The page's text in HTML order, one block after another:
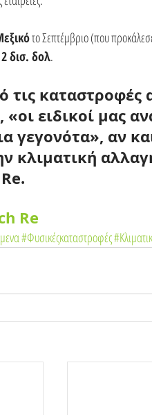
το Σεπτέμβριο (που
2 δισ. δολ.
τις
«οι ειδικοί μας
γεγονότα», αν
κλιματική
Re
#Φυσικέςκαταστροφές